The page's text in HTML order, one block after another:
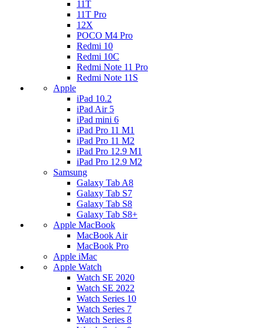
11T
11T Pro
12X
POCO M4 Pro
Redmi 10
Redmi 10C
Redmi Note 11 Pro
Redmi Note 11S
Apple
iPad 10.2
iPad Air 5
iPad mini 6
iPad Pro 11 M1
iPad Pro 11 M2
iPad Pro 12.9 M1
iPad Pro 12.9 M2
Samsung
Galaxy Tab A8
Galaxy Tab S7
Galaxy Tab S8
Galaxy Tab S8+
Apple MacBook
MacBook Air
MacBook Pro
Apple iMac
Apple Watch
Watch SE 2020
Watch SE 2022
Watch Series 10
Watch Series 7
Watch Series 8